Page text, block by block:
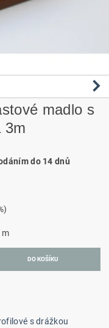
madlo s
3m
do 14 dnů
m
s drážkou